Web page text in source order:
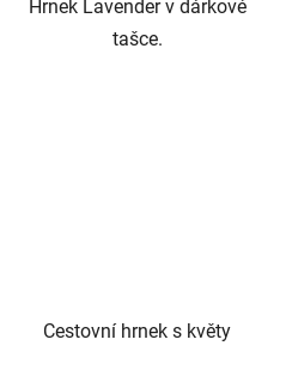
Hrnek Lavender v dárkové
tašce.
Cestovní hrnek s květy